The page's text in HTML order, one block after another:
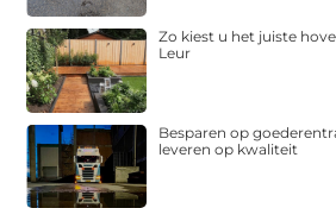
Zo kiest u het juiste
Leur
Besparen op
leveren op kwaliteit